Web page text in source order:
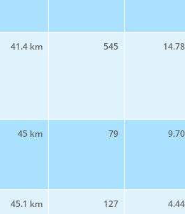
41.4 km 545
45 km 79
45.1 km 127